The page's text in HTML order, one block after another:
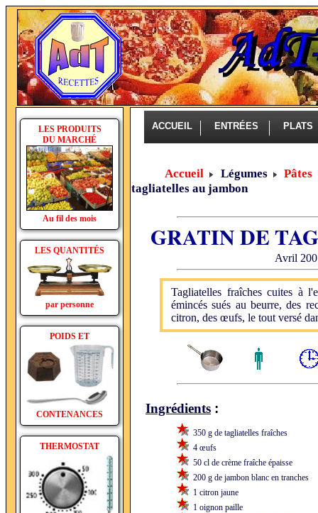
LES PRODUITS
DU MARCHÉ
Au fil des mois
LES QUANTITÉS
par personne
POIDS ET
CONTENANCES
THERMOSTAT
ACCUEIL ENTRÉES PLATS
Accueil Légumes
tagliatelles au jambon
GRATIN DE
Avril
Tagliatelles fraîches cuites à
émincés sués au beurre, des
citron, des œufs, le tout versé
Ingrédients :
350 g de tagliatelles fraîches
4 œufs
50 cl de crème fraîche épaisse
200 g de jambon blanc en tranches
1 citron jaune
1 oignon paille